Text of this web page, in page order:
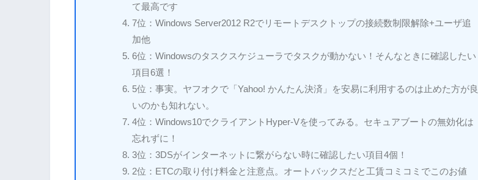
て最高です
7位：Windows Server2012 R2でリモートデスクトップの接続数制限解除+ユーザ追
加他
6位：Windowsのタスクスケジューラでタスクが動かない！そんなときに確認したい
項目6選！
5位：事実。ヤフオクで「Yahoo! かんたん決済」を安易に利用するのは止めた方が良
いのかも知れない。
4位：Windows10でクライアントHyper-Vを使ってみる。セキュアブートの無効化は
忘れずに！
3位：3DSがインターネットに繋がらない時に確認したい項目4個！
2位：ETCの取り付け料金と注意点。オートバックスだと工賃コミコミでこのお値